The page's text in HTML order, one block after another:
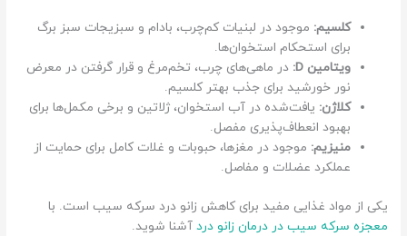
کلسیم: موجود در لبنیات کم‌چرب، بادام و سبزیجات سبز برگ
برای استحکام استخوان‌ها.
ویتامین D:
در ماهی‌های چرب، تخم‌مرغ و قرار گرفتن در معرض
نور خورشید برای جذب بهتر کلسیم.
کلاژن: یافت‌شده در آب استخوان، ژلاتین و برخی مکمل‌ها برای
بهبود انعطاف‌پذیری مفصل.
منیزیم: موجود در مغزها، حبوبات و غلات کامل برای حمایت از
عملکرد عضلات و مفاصل.
یکی از مواد غذایی مفید برای کاهش زانو درد سرکه سیب است. با
معجزه سرکه سیب در درمان زانو درد آشنا شوید.